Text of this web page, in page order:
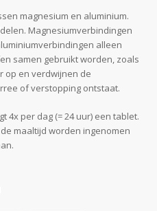
magnesium en aluminium.
Magnesiumverbindingen
alleen
samen gebruikt worden, zoals
op en verdwijnen de
of verstopping ontstaat.
4x per dag (= 24 uur) een tablet.
maaltijd worden ingenomen